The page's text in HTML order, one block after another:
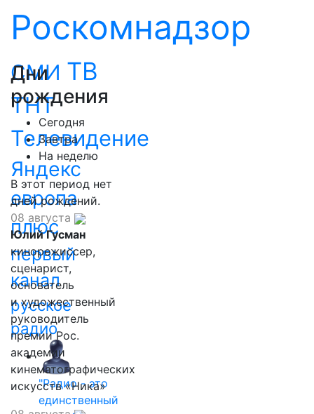
Роскомнадзор
СМИ ТВ
ТНТ
Телевидение
Яндекс
европа
плюс
первый
канал
русское
радио
"Радио - это
единственный
Дни
рождения
Сегодня
Завтра
На неделю
В этот период нет
дней рождений.
08 августа
Юлий Гусман
кинорежиссер,
сценарист,
основатель
и художественный
руководитель
премии Рос.
академии
кинематографических
искусств «Ника»